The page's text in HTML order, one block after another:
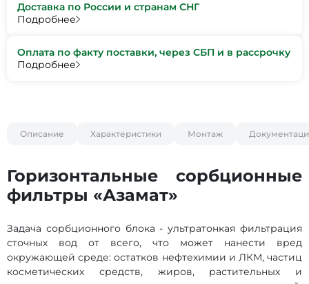
Доставка по России и странам СНГ
Подробнее
Оплата по факту поставки, через СБП и в рассрочку
Подробнее
Описание Характеристики Монтаж
Горизонтальные сорбционные
фильтры «Азамат»
Задача сорбционного блока - ультратонкая фильтрация
сточных вод от всего, что может нанести вред
окружающей среде: остатков нефтехимии и ЛКМ, частиц
косметических средств, жиров, растительных и